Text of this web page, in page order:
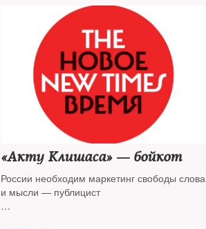
«Акту Клишаса» — бойкот
России необходим маркетинг свободы слова
и мысли — публицист